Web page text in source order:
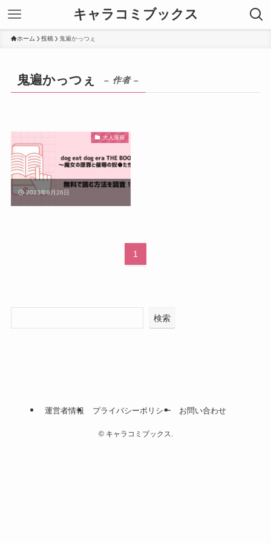
キャラコミブックス
ホーム 投稿 鬼遍かっつぇ
鬼遍かっつぇ – 作者 –
大人漫画
2023年9月26日
1
検索
運営者情報 プライバシーポリシー お問い合わせ
©キャラコミブックス.